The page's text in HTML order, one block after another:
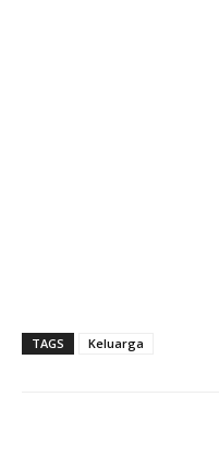
TAGS Keluarga